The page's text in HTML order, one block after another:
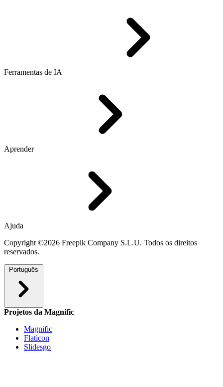
Ferramentas de IA
Aprender
Ajuda
Copyright ©2026 Freepik Company S.L.U. Todos os direitos
reservados.
Português
Projetos da Magnific
Magnific
Flaticon
Slidesgo